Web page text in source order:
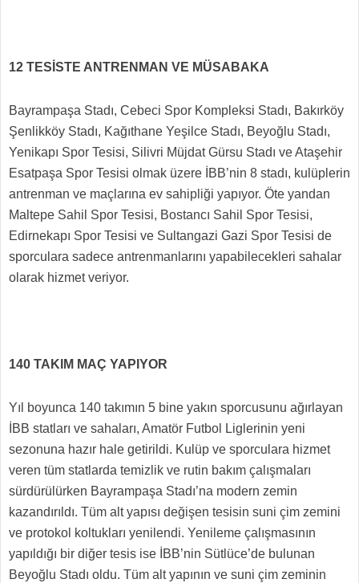
12 TESİSTE ANTRENMAN VE MÜSABAKA
Bayrampaşa Stadı, Cebeci Spor Kompleksi Stadı, Bakırköy
Şenlikköy Stadı, Kağıthane Yeşilce Stadı, Beyoğlu Stadı,
Yenikapı Spor Tesisi, Silivri Müjdat Gürsu Stadı ve Ataşehir
Esatpaşa Spor Tesisi olmak üzere İBB’nin 8 stadı, kulüplerin
antrenman ve maçlarına ev sahipliği yapıyor. Öte yandan
Maltepe Sahil Spor Tesisi, Bostancı Sahil Spor Tesisi,
Edirnekapı Spor Tesisi ve Sultangazi Gazi Spor Tesisi de
sporculara sadece antrenmanlarını yapabilecekleri sahalar
olarak hizmet veriyor.
140 TAKIM MAÇ YAPIYOR
Yıl boyunca 140 takımın 5 bine yakın sporcusunu ağırlayan
İBB statları ve sahaları, Amatör Futbol Liglerinin yeni
sezonuna hazır hale getirildi. Kulüp ve sporculara hizmet
veren tüm statlarda temizlik ve rutin bakım çalışmaları
sürdürülürken Bayrampaşa Stadı’na modern zemin
kazandırıldı. Tüm alt yapısı değişen tesisin suni çim zemini
ve protokol koltukları yenilendi. Yenileme çalışmasının
yapıldığı bir diğer tesis ise İBB’nin Sütlüce’de bulunan
Beyoğlu Stadı oldu. Tüm alt yapının ve suni çim zeminin